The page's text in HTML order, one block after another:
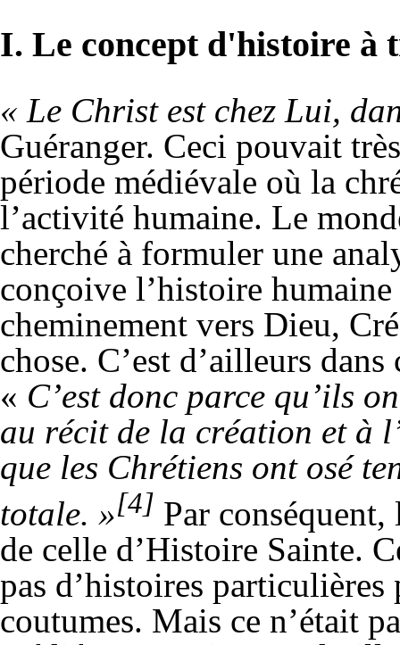
I. Le concept d'histoire à
« Le Christ est chez Lui,
Guéranger. Ceci pouvait
période médiévale où la
l’activité humaine. Le
cherché à formuler une
conçoive l’histoire
cheminement vers Dieu,
chose. C’est d’ailleurs
« C’est donc parce qu’ils
au récit de la création et à
que les Chrétiens ont osé
totale. »[4] Par conséquent,
de celle d’Histoire Sainte.
pas d’histoires particulières
coutumes. Mais ce n’était